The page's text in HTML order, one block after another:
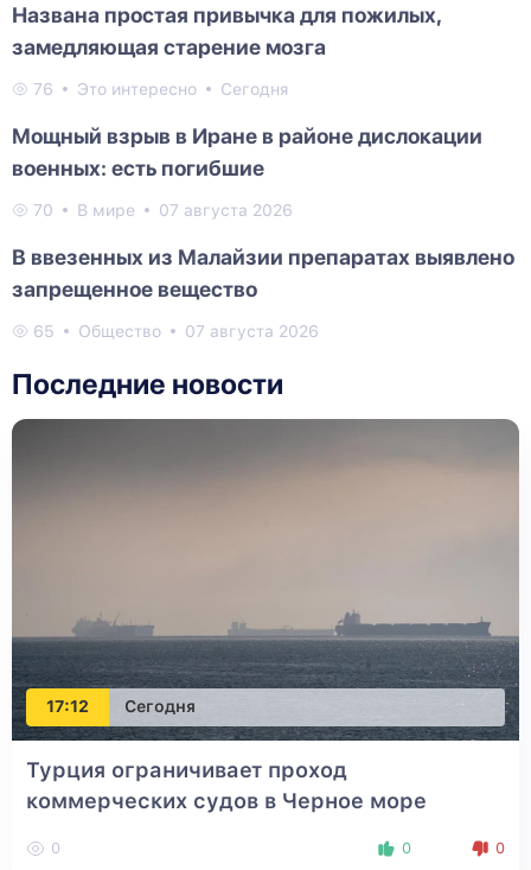
Названа простая привычка для пожилых,
замедляющая старение мозга
76 Это интересно Сегодня
Мощный взрыв в Иране в районе дислокации
военных: есть погибшие
70 В мире 07 августа 2026
В ввезенных из Малайзии препаратах выявлено
запрещенное вещество
65 Общество 07 августа 2026
Последние новости
17:12 Сегодня
Турция ограничивает проход
коммерческих судов в Черное море
0 0 0